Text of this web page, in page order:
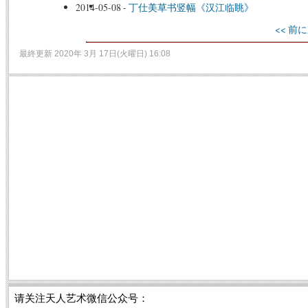
2014-05-08 - 丁仕美草书竖幅《汉江临眺》
<< 前に
最終更新 2020年 3月 17日(火曜日) 16:08
请关注天人艺术微信公众号：